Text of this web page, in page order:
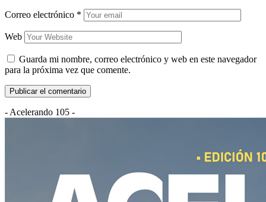
Correo electrónico *
Web
Guarda mi nombre, correo electrónico y web en este navegador
para la próxima vez que comente.
- Acelerando 105 -